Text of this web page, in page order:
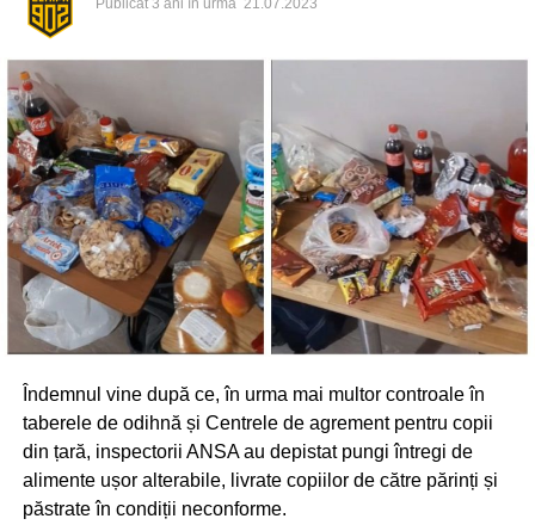
Publicat 3 ani în urmă 21.07.2023
Îndemnul vine după ce, în urma mai multor controale în
taberele de odihnă și Centrele de agrement pentru copii
din țară, inspectorii ANSA au depistat pungi întregi de
alimente ușor alterabile, livrate copiilor de către părinți și
păstrate în condiții neconforme.